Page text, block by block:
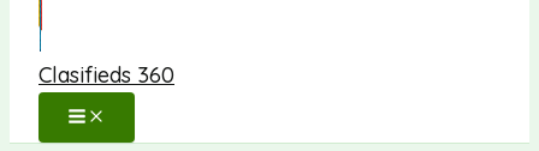
Clasifieds 360